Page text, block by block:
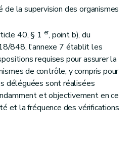
de la supervision des organismes
40, § 1 er, point b), du
848, l'annexe 7 établit les
requises pour assurer la
de contrôle, y compris pour
déléguées sont réalisées
et objectivement en ce
et la fréquence des vérifications